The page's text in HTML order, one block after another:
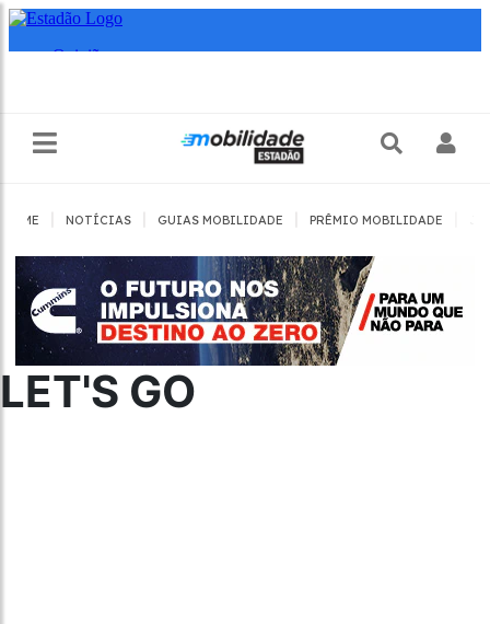
HOME NOTÍCIAS GUIAS MOBILIDADE PRÊMIO MOBILIDADE
LET'S GO